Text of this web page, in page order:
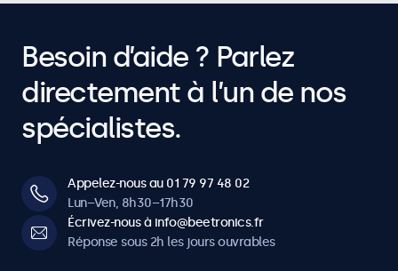
Besoin d’aide ? Parlez
directement à l’un de nos
spécialistes.
Appelez-nous au 01 79 97 48 02
Lun–Ven, 8h30–17h30
Écrivez-nous à info@beetronics.fr
Réponse sous 2h les jours ouvrables